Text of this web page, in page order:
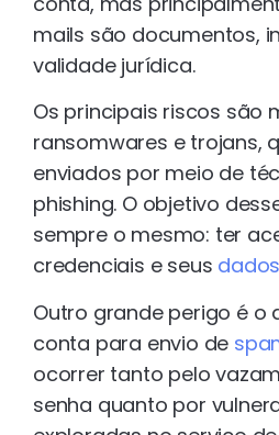
mails são documentos,
validade jurídica.
Os principais riscos são
ransomwares e trojans,
enviados por meio de
phishing. O objetivo
sempre o mesmo: ter
credenciais e seus dados
Outro grande perigo é o
conta para envio de
ocorrer tanto pelo
senha quanto por